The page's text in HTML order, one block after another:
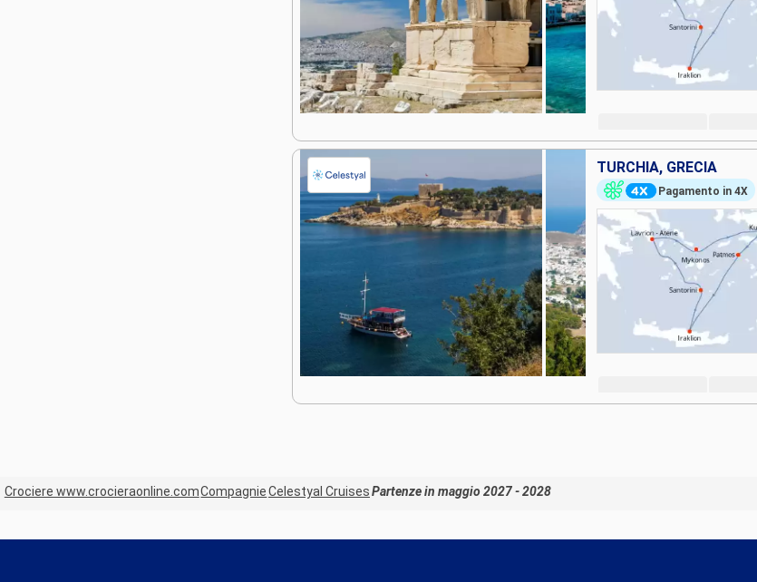
TURCHIA, GRECIA
Pagamento in 4X
Crociere www.crocieraonline.comCompagnieCelestyal CruisesPartenze in maggio 2027 - 2028